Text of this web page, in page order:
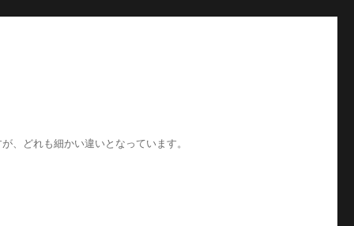
、どれも細かい違いとなっています。